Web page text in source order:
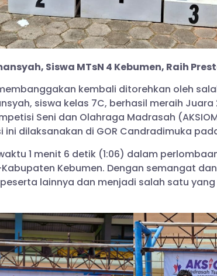
Siswa MTsN 4 Kebumen, Raih
kembali ditorehkan oleh
siswa kelas 7C, berhasil meraih
Seni dan Olahraga Madrasah
ini dilaksanakan di GOR Candradimuka
1 menit 6 detik (1:06) dalam
Kebumen. Dengan semangat
lainnya dan menjadi salah satu